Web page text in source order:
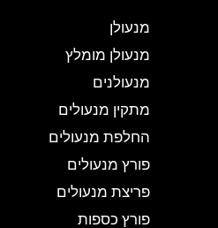
מנעולן
מנעולן מומלץ
מנעולנים
מתקין מנעולים
החלפת מנעולים
פורץ מנעולים
פריצת מנעולים
פורץ כספות